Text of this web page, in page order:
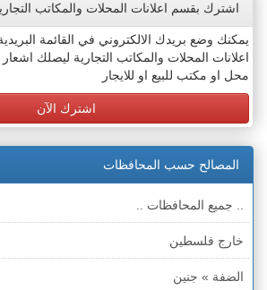
اشترك بقسم اعلانات المحلات والمكاتب
يمكنك وضع بريدك الالكتروني في القائمة
اعلانات المحلات والمكاتب التجارية ليصلك
محل او مكتب للبيع او للايجار
اشترك الآن
المصالح حسب المحافظات
.. جميع المحافظات ..
خارج فلسطين
الضفة » جنين